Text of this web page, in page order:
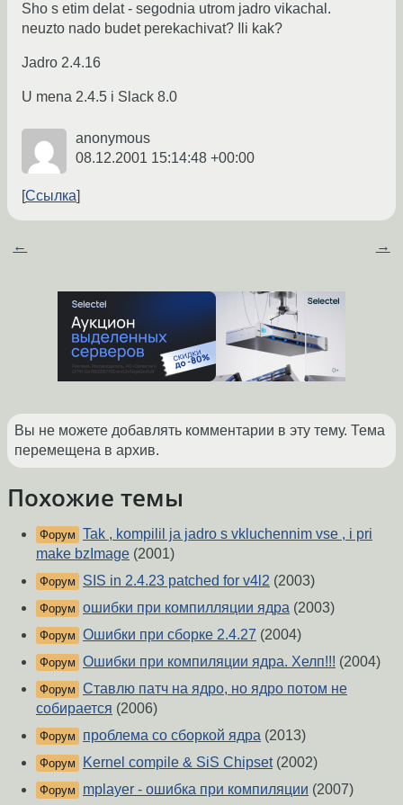
Sho s etim delat - segodnia utrom jadro vikachal.
neuzto nado budet perekachivat? Ili kak?
Jadro 2.4.16
U mena 2.4.5 i Slack 8.0
anonymous
08.12.2001 15:14:48 +00:00
Ссылка
← →
Вы не можете добавлять комментарии в эту тему. Тема
перемещена в архив.
Похожие темы
Форум Tak , kompilil ja jadro s vkluchennim vse , i pri
make bzImage (2001)
Форум SIS in 2.4.23 patched for v4l2 (2003)
Форум ошибки при компилляции ядра (2003)
Форум Ошибки при сборке 2.4.27 (2004)
Форум Ошибки при компиляции ядра. Хелп!!! (2004)
Форум Ставлю патч на ядро, но ядро потом не
собирается (2006)
Форум проблема со сборкой ядра (2013)
Форум Kernel compile & SiS Chipset(2002)
Форум mplayer - ошибка при компиляции (2007)